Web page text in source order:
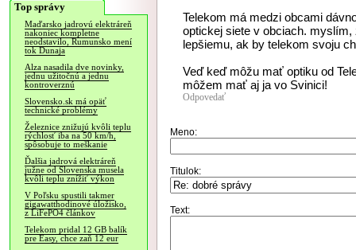
Top správy
Maďarsko jadrovú elektráreň
nakoniec kompletne
neodstavilo, Rumunsko mení
tok Dunaja
Alza nasadila dve novinky,
jednu užitočnú a jednu
kontroverznú
Slovensko.sk má opäť
technické problémy
Železnice znižujú kvôli teplu
rýchlosť iba na 50 km/h,
spôsobuje to meškanie
Ďalšia jadrová elektráreň
južne od Slovenska musela
kvôli teplu znížiť výkon
V Poľsku spustili takmer
gigawatthodinové úložisko,
z LiFePO4 článkov
Telekom pridal 12 GB balík
pre Easy, chce zaň 12 eur
Telekom má medzi obcami
optickej siete v obciach.
lepšiemu, ak by telekom svoju
Veď keď môžu mať optiku od
môžem mať aj ja vo Svinici!
Odpovedať
Meno:
Titulok:
Text: